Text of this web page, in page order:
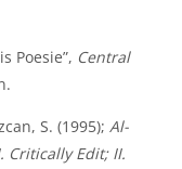
Poesie”, Central
S. (1995); Al-
Critically Edit; II.